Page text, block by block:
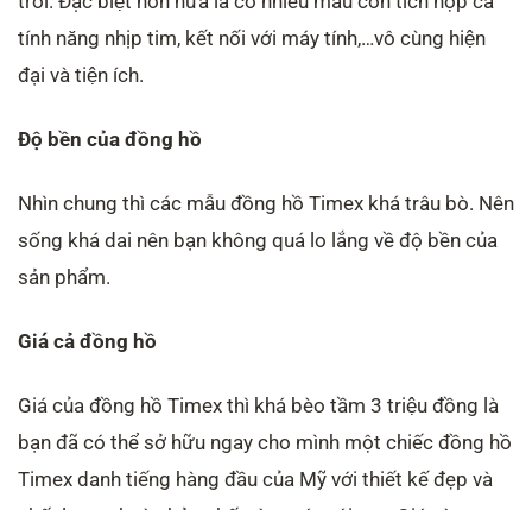
tính năng nhịp tim, kết nối với máy tính,…vô cùng hiện
đại và tiện ích.
Độ bền của đồng hồ
Nhìn chung thì các mẫu đồng hồ Timex khá trâu bò. Nên
sống khá dai nên bạn không quá lo lắng về độ bền của
sản phẩm.
Giá cả đồng hồ
Giá của đồng hồ Timex thì khá bèo tầm 3 triệu đồng là
bạn đã có thể sở hữu ngay cho mình một chiếc đồng hồ
Timex danh tiếng hàng đầu của Mỹ với thiết kế đẹp và